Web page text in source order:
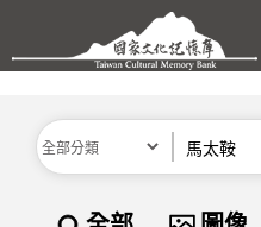
跳到主要內容區塊
分類